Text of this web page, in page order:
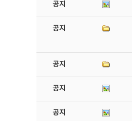
공지
공지
공지
공지
공지